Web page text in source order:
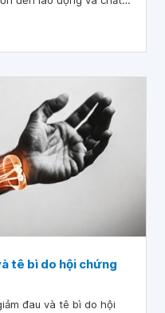
của bàn tay. Chẩn
tê bì do hội chứng
đau và tê bì do hội